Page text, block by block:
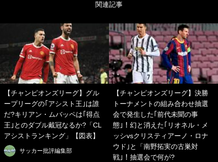
関連記事
【チャンピオンズリーグ】グル
ープリーグの｢アシスト王｣は誰
だ?キリアン・ムバッペは｢得点
王｣とのダブル戴冠なるか?「CL
アシストランキング」【図表】
サッカー批評編集部
【チャンピオンズリーグ】決勝
トーナメントの組み合わせ抽選
会で発生した｢前代未聞の事
態｣！幻と消えた｢リオネル・メ
ッシvsクリスティアーノ・ロナ
ウド｣と「南野拓実の古巣対
戦｣！抽選会で何が?